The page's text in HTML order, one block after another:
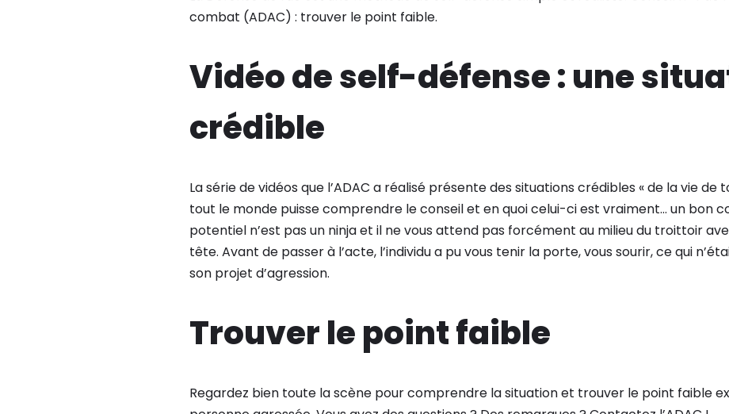
combat (ADAC) : trouver le point faible.
Vidéo de self-défense : une
crédible
La série de vidéos que l’ADAC a réalisé présente des situations crédibles « de la vie de
tout le monde puisse comprendre le conseil et en quoi celui-ci est vraiment… un bon
potentiel n’est pas un ninja et il ne vous attend pas forcément au milieu du troittoir
tête. Avant de passer à l’acte, l’individu a pu vous tenir la porte, vous sourir, ce qui
son projet d’agression.
Trouver le point faible
Regardez bien toute la scène pour comprendre la situation et trouver le point faible